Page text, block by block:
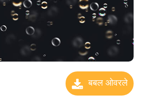
बबल ओवरले